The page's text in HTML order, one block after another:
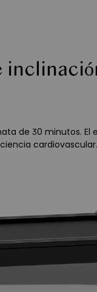
de 30 minutos. El
cardiovascular.